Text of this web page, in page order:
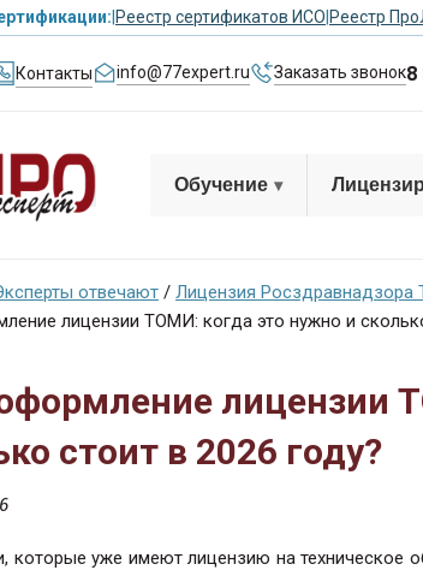
Реестр сертификатов ИСО Реестр
Контакты info@77expert.ru Заказать звонок8
Обучение
отвечают / Лицензия
лицензии ТОМИ: когда это нужно и
лицензии
стоит в 2026 году?
которые уже имеют лицензию на техническое